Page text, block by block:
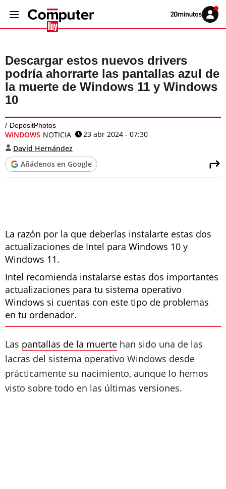
Volver
Iniciar
sesión
Descargar estos nuevos drivers
podría ahorrarte las pantallas azul de
la muerte de Windows 11 y Windows
10
DepositPhotos
WINDOWS NOTICIA
23 abr 2024 - 07:30
David Hernández
Añádenos en Google
La razón por la que deberías instalarte estas dos
actualizaciones de Intel para Windows 10 y
Windows 11.
Intel recomienda instalarse estas dos importantes
actualizaciones para tu sistema operativo
Windows si cuentas con este tipo de problemas
en tu ordenador.
Las pantallas de la muerte han sido una de las
lacras del sistema operativo Windows desde
prácticamente su nacimiento, aunque lo hemos
visto sobre todo en las últimas versiones.